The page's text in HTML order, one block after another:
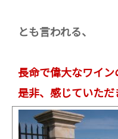
とも言われる、
長命で偉大なワイン
是非、感じていただ